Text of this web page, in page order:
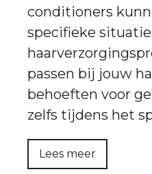
conditioners
specifieke
passen bij jouw
behoeften voor
zelfs tijdens het
Lees meer